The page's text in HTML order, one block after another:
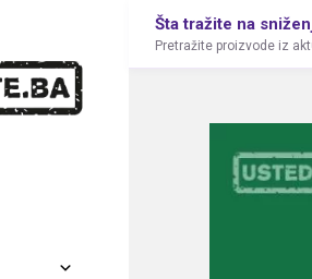
Šta tražite na
Pretražite proizvode iz